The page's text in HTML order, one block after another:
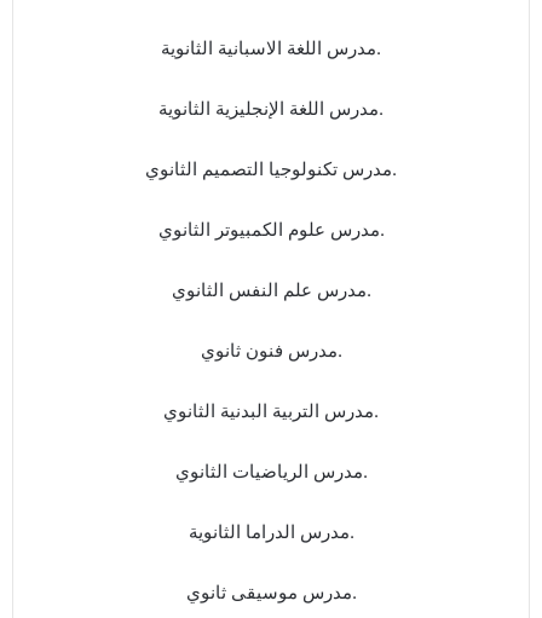
مدرس اللغة الاسبانية الثانوية.
مدرس اللغة الإنجليزية الثانوية.
مدرس تكنولوجيا التصميم الثانوي.
مدرس علوم الكمبيوتر الثانوي.
مدرس علم النفس الثانوي.
مدرس فنون ثانوي.
مدرس التربية البدنية الثانوي.
مدرس الرياضيات الثانوي.
مدرس الدراما الثانوية.
مدرس موسيقى ثانوي.